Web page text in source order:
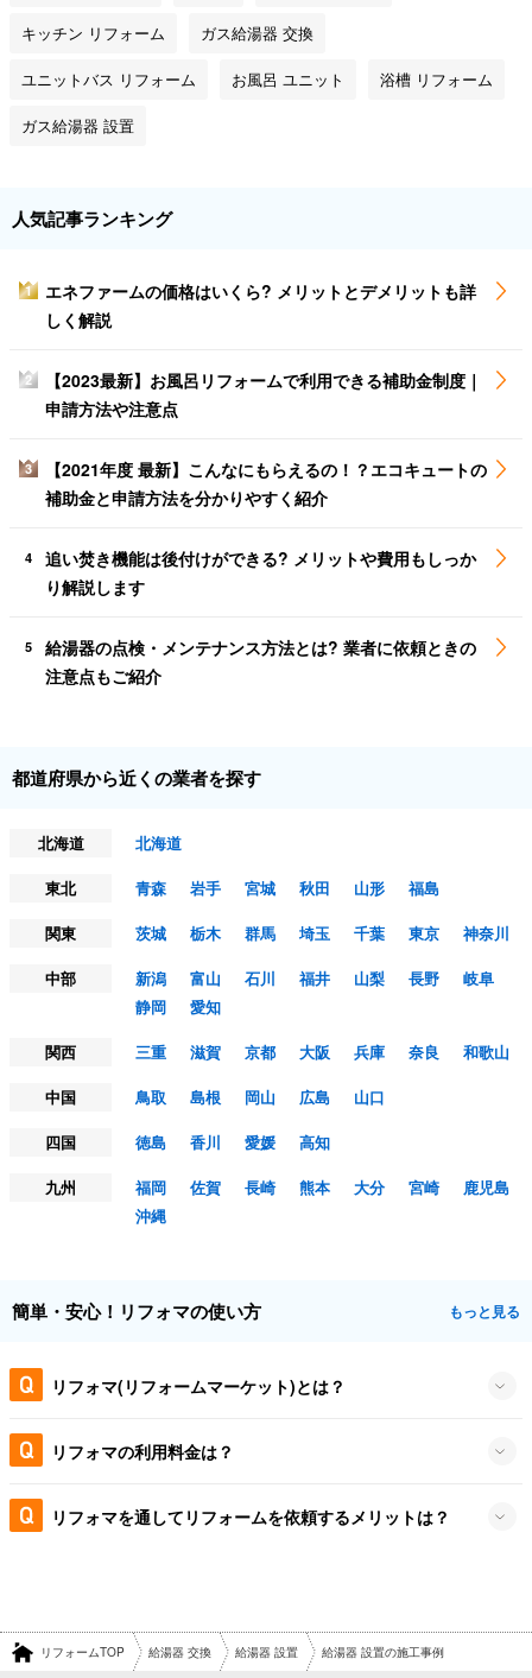
キッチン リフォーム ガス給湯器 交換
ユニットバス リフォーム お風呂 ユニット 浴槽 リフォーム
ガス給湯器 設置
人気記事ランキング
1
エネファームの価格はいくら? メリットとデメリットも詳
しく解説
2
【2023最新】お風呂リフォームで利用できる補助金制度｜
申請方法や注意点
3
【2021年度 最新】こんなにもらえるの！？エコキュートの
補助金と申請方法を分かりやすく紹介
4
追い焚き機能は後付けができる? メリットや費用もしっか
り解説します
5
給湯器の点検・メンテナンス方法とは? 業者に依頼ときの
注意点もご紹介
都道府県から近くの業者を探す
北海道
北海道
東北
青森 岩手 宮城 秋田 山形
福島
関東
茨城 栃木 群馬 埼玉 千葉 東京
神奈川
中部
新潟 富山 石川 福井 山梨 長野
岐阜
静岡
愛知
関西
三重 滋賀 京都 大阪 兵庫 奈良
和歌山
中国
鳥取 島根 岡山 広島
山口
四国
徳島 香川 愛媛
高知
九州
福岡 佐賀 長崎 熊本 大分 宮崎
鹿児島
沖縄
簡単・安心！リフォマの使い方 もっと見る
リフォマ(リフォームマーケット)とは？
リフォマの利用料金は？
リフォマを通してリフォームを依頼するメリットは？
リフォームTOP 給湯器 交換 給湯器 設置 給湯器 設置の施工事例